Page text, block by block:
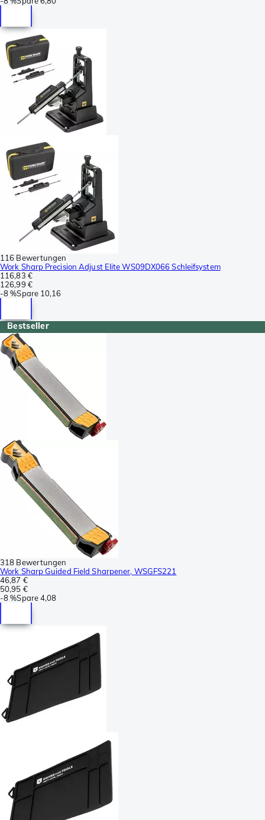
116 Bewertungen
Work Sharp Precision Adjust Elite WS09DX066 Schleifsystem
116,83 €
126,99 €
-8 %Spare 10,16
Bestseller
318 Bewertungen
Work Sharp Guided Field Sharpener, WSGFS221
46,87 €
50,95 €
-8 %Spare4,08